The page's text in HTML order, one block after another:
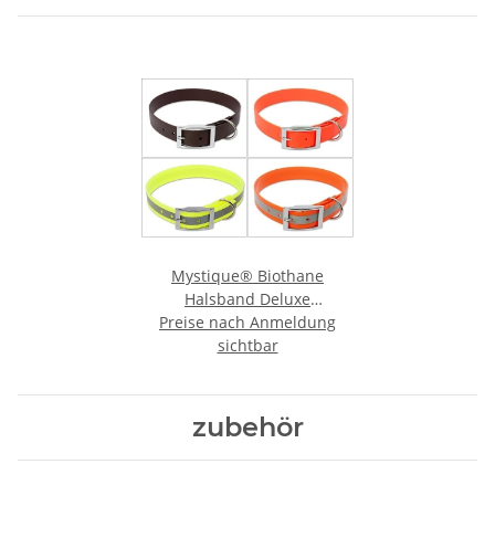
Mystique® Biothane
Halsband Deluxe
Hundehalsband
Preise nach Anmeldung
sichtbar
zubehör